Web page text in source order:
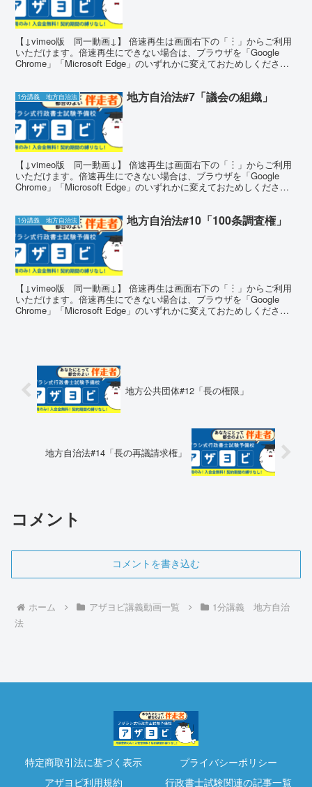
【↓vimeo版 同一動画↓】 倍速再生は画面右下の「︙」からご利用
いただけます。倍速再生にできない場合は、ブラウザを「Google
Chrome」「Microsoft Edge」のいずれかに変えておためしくださ
1分講義 地方自治法 地方自治法#7「議会の組織」
【↓vimeo版 同一動画↓】 倍速再生は画面右下の「︙」からご利用
いただけます。倍速再生にできない場合は、ブラウザを「Google
Chrome」「Microsoft Edge」のいずれかに変えておためしくださ
1分講義 地方自治法 地方自治法#10「100条調査権」
【↓vimeo版 同一動画↓】 倍速再生は画面右下の「︙」からご利用
いただけます。倍速再生にできない場合は、ブラウザを「Google
Chrome」「Microsoft Edge」のいずれかに変えておためしくださ
地方公共団体#12「長の権限」
地方自治法#14「長の再議請求権」
コメント
コメントを書き込む
ホーム アザヨビ講義動画一覧
1分講義 地方自治
法
特定商取引法に基づく表示
プライバシーポリシー
アザヨビ利用規約
行政書士試験関連の記事一覧